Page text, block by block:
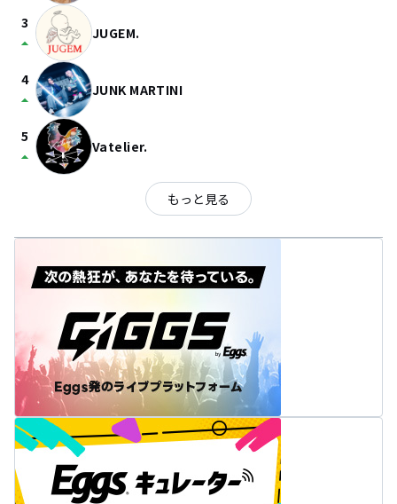
3
arrow_drop_up JUGEM.
4
arrow_drop_up JUNK MARTINI
5
arrow_drop_up Vatelier.
もっと見る